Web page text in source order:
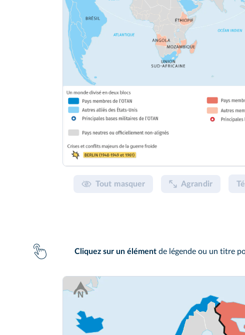
Tout masquer Agrandir
Cliquez sur un élément de légende ou un titre